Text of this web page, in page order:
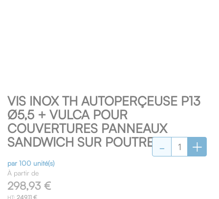
VIS INOX TH AUTOPERÇEUSE P13
Ø5,5 + VULCA POUR
COUVERTURES PANNEAUX
SANDWICH SUR POUTRELLES
par 100 unité(s)
À partir de
298,93 €
249,11 €
- +
to
the
beginning
of
the
images
gallery